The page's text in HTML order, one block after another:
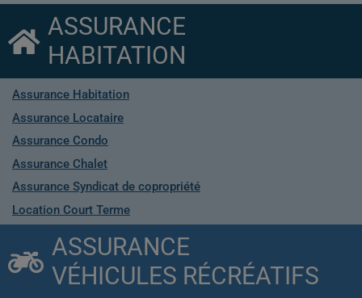
ASSURANCE
HABITATION
Assurance Habitation
Assurance Locataire
Assurance Condo
Assurance Chalet
Assurance Syndicat de copropriété
Location Court Terme
ASSURANCE
VÉHICULES RÉCRÉATIFS